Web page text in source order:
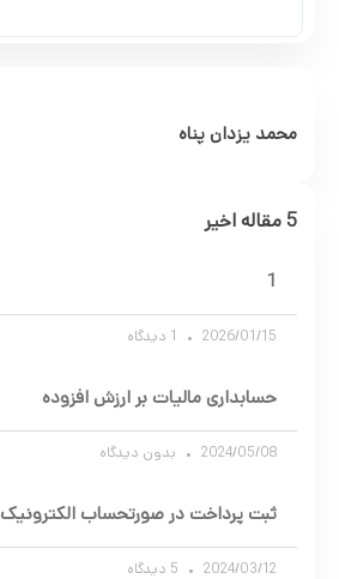
محمد یزدان پناه
5 مقاله اخیر
1
2026/01/15
حسابداری مالیات بر ارزش افزوده
2024/05/08 بدون دیدگاه
ثبت پرداخت در صورتحساب الکترونیک
2024/03/12